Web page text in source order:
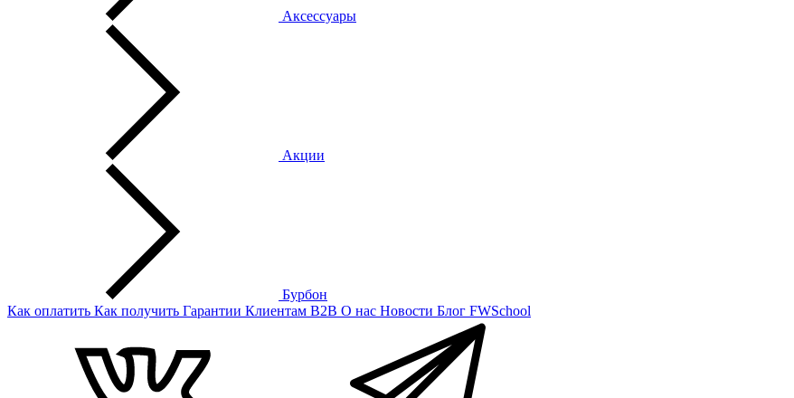
Аксессуары
Акции
Бурбон
Как оплатить Как получить Гарантии Клиентам B2B О нас Новости Блог FWSchool